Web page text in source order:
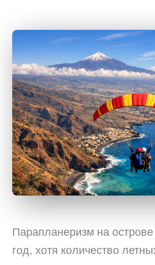
Парапланеризм на
год, хотя количество